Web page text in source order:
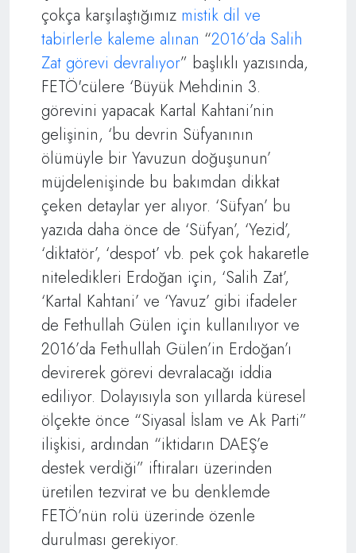
çokça karşılaştığımız mistik dil ve
tabirlerle kaleme alınan “2016’da Salih
Zat görevi devralıyor” başlıklı yazısında,
FETÖ'cülere ‘Büyük Mehdinin 3.
görevini yapacak Kartal Kahtani’nin
gelişinin, ‘bu devrin Süfyanının
ölümüyle bir Yavuzun doğuşunun’
müjdelenişinde bu bakımdan dikkat
çeken detaylar yer alıyor. ‘Süfyan’ bu
yazıda daha önce de ‘Süfyan’, ‘Yezid’,
‘diktatör’, ‘despot’ vb. pek çok hakaretle
niteledikleri Erdoğan için, ‘Salih Zat’,
‘Kartal Kahtani’ ve ‘Yavuz’ gibi ifadeler
de Fethullah Gülen için kullanılıyor ve
2016’da Fethullah Gülen’in Erdoğan’ı
devirerek görevi devralacağı iddia
ediliyor. Dolayısıyla son yıllarda küresel
ölçekte önce “Siyasal İslam ve Ak Parti”
ilişkisi, ardından “iktidarın DAEŞ’e
destek verdiği” iftiraları üzerinden
üretilen tezvirat ve bu denklemde
FETÖ’nün rolü üzerinde özenle
durulması gerekiyor.